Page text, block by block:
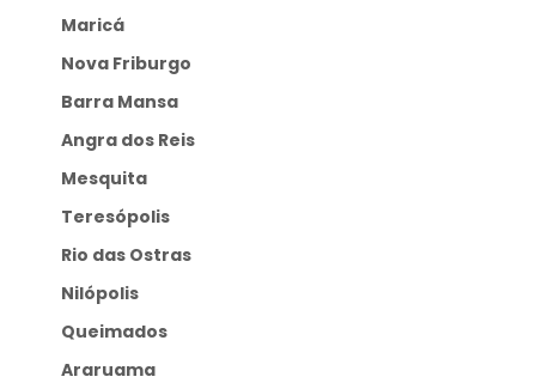
Maricá
Nova Friburgo
Barra Mansa
Angra dos Reis
Mesquita
Teresópolis
Rio das Ostras
Nilópolis
Queimados
Araruama